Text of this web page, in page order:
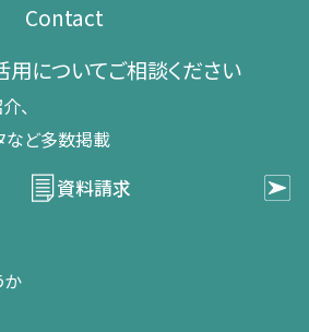
Contact
に​ついて​ご相談ください​
、​
など​多数掲載
資料請求